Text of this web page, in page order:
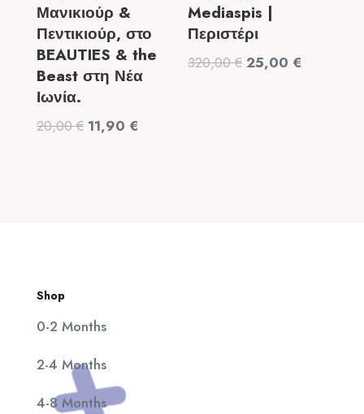
Μανικιούρ &
Πεντικιούρ, στο
BEAUTIES & the
Beast στη Νέα
Ιωνία.
20,00€ Original
11,90 €
Mediaspis |
Περιστέρι
320,00€ Original
25,00 €
Shop
0-2 Months
2-4 Months
4-8 Months